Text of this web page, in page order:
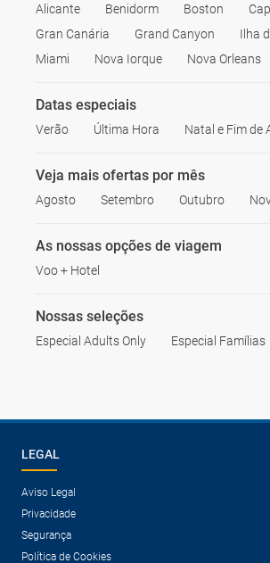
Alicante Benidorm Boston
Gran Canária
Grand Canyon Ilha
Miami
Nova Iorque Nova Orleans
Datas especiais
Verão Última Hora Natal e Fim de
Veja mais ofertas por mês
Agosto Setembro Outubro
As nossas opções de viagem
Voo + Hotel
Nossas seleções
Especial Adults Only Especial Famílias
LEGAL
Aviso Legal
Privacidade
Segurança
Política de Cookies